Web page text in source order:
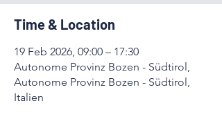
Time & Location
19 Feb 2026, 09:00 – 17:30
Autonome Provinz Bozen - Südtirol,
Autonome Provinz Bozen - Südtirol,
Italien